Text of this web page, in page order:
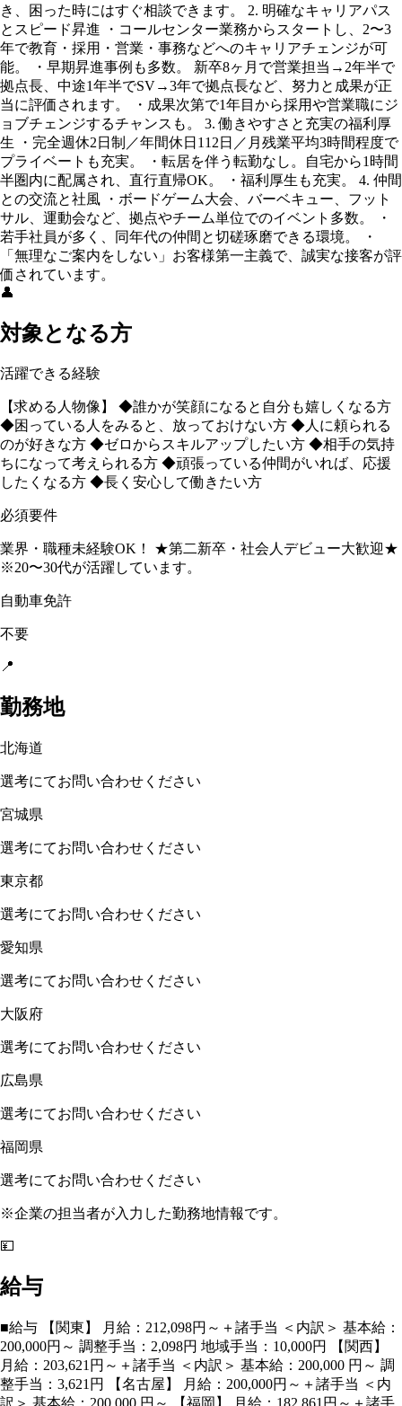
き、困った時にはすぐ相談できます。 2. 明確なキャリアパス
とスピード昇進 ・コールセンター業務からスタートし、2〜3
年で教育・採用・営業・事務などへのキャリアチェンジが可
能。 ・早期昇進事例も多数。 新卒8ヶ月で営業担当→2年半で
拠点長、中途1年半でSV→3年で拠点長など、努力と成果が正
当に評価されます。 ・成果次第で1年目から採用や営業職にジ
ョブチェンジするチャンスも。 3. 働きやすさと充実の福利厚
生 ・完全週休2日制／年間休日112日／月残業平均3時間程度で
プライベートも充実。 ・転居を伴う転勤なし。自宅から1時間
半圏内に配属され、直行直帰OK。 ・福利厚生も充実。 4. 仲間
との交流と社風 ・ボードゲーム大会、バーベキュー、フット
サル、運動会など、拠点やチーム単位でのイベント多数。 ・
若手社員が多く、同年代の仲間と切磋琢磨できる環境。 ・
「無理なご案内をしない」お客様第一主義で、誠実な接客が評
価されています。
👤
対象となる方
活躍できる経験
【求める人物像】 ◆誰かが笑顔になると自分も嬉しくなる方
◆困っている人をみると、放っておけない方 ◆人に頼られる
のが好きな方 ◆ゼロからスキルアップしたい方 ◆相手の気持
ちになって考えられる方 ◆頑張っている仲間がいれば、応援
したくなる方 ◆長く安心して働きたい方
必須要件
業界・職種未経験OK！ ★第二新卒・社会⼈デビュー大歓迎★
※20〜30代が活躍しています。
自動車免許
不要
📍
勤務地
北海道
選考にてお問い合わせください
宮城県
選考にてお問い合わせください
東京都
選考にてお問い合わせください
愛知県
選考にてお問い合わせください
大阪府
選考にてお問い合わせください
広島県
選考にてお問い合わせください
福岡県
選考にてお問い合わせください
※企業の担当者が入力した勤務地情報です。
💴
給与
■給与 【関東】 月給：212,098円～＋諸手当 ＜内訳＞ 基本給：
200,000円～ 調整手当：2,098円 地域手当：10,000円 【関西】
月給：203,621円～＋諸手当 ＜内訳＞ 基本給：200,000 円～ 調
整手当：3,621円 【名古屋】 月給：200,000円～＋諸手当 ＜内
訳＞ 基本給：200,000 円～ 【福岡】 月給：182,861円～＋諸手